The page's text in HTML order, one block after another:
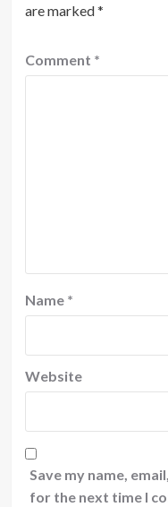
are marked*
Comment *
Name *
Website
Save my name,
for the next time I